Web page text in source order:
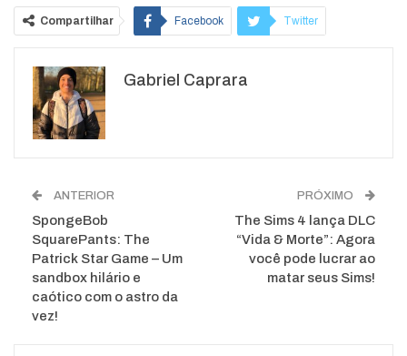
Compartilhar Facebook Twitter
WhatsApp
Gabriel Caprara
ANTERIOR
SpongeBob
SquarePants: The
Patrick Star Game – Um
sandbox hilário e
caótico com o astro da
vez!
PRÓXIMO
The Sims 4 lança DLC
“Vida & Morte”: Agora
você pode lucrar ao
matar seus Sims!